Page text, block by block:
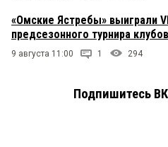
«Омские Ястребы» выиграли
предсезонного турнира
9 августа 11:00 1 294
Подпишитесь